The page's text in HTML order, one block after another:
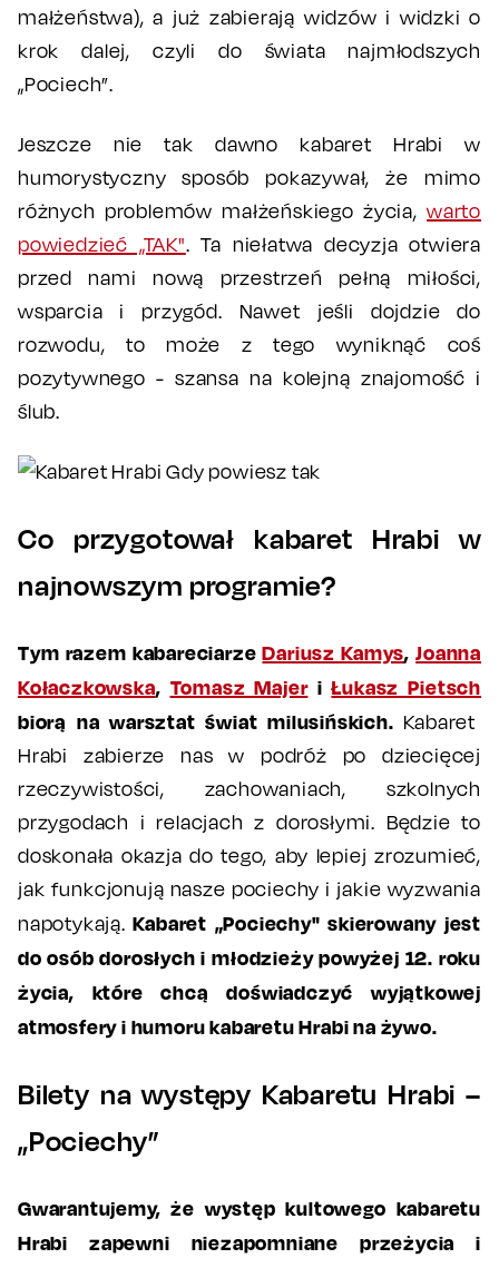
małżeństwa), a już zabierają widzów i widzki o
krok dalej, czyli do świata najmłodszych
„Pociech”.
Jeszcze nie tak dawno kabaret Hrabi w
humorystyczny sposób pokazywał, że mimo
różnych problemów małżeńskiego życia,warto
powiedzieć „TAK". Ta niełatwa decyzja otwiera
przed nami nową przestrzeń pełną miłości,
wsparcia i przygód. Nawet jeśli dojdzie do
rozwodu, to może z tego wyniknąć coś
pozytywnego - szansa na kolejną znajomość i
ślub.
Co przygotował kabaret Hrabi w
najnowszym programie?
Tym razem kabareciarzeDariusz Kamys,Joanna
Kołaczkowska, Tomasz MajeriŁukasz Pietsch
biorą na warsztat świat milusińskich. Kabaret
Hrabi zabierze nas w podróż po dziecięcej
rzeczywistości, zachowaniach, szkolnych
przygodach i relacjach z dorosłymi. Będzie to
doskonała okazja do tego, aby lepiej zrozumieć,
jak funkcjonują nasze pociechy i jakie wyzwania
napotykają.Kabaret „Pociechy" skierowany jest
do osób dorosłych i młodzieży powyżej 12. roku
życia, które chcą doświadczyć wyjątkowej
atmosfery i humoru kabaretu Hrabi na żywo.
Bilety na występy Kabaretu Hrabi –
„Pociechy”
Gwarantujemy, że występ kultowego kabaretu
Hrabi zapewni niezapomniane przeżycia i